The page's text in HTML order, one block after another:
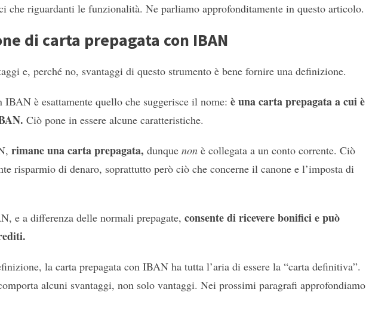
che riguardanti le funzionalità. Ne parliamo approfonditamente in questo articolo.
di carta prepagata con IBAN
e, perché no, svantaggi di questo strumento è bene fornire una definizione.
IBAN è esattamente quello che suggerisce il nome: è una carta prepagata a cui è
Ciò pone in essere alcune caratteristiche.
rimane una carta prepagata, dunque non è collegata a un conto corrente. Ciò
risparmio di denaro, soprattutto però ciò che concerne il canone e l’imposta di
e a differenza delle normali prepagate, consente di ricevere bonifici e può
la carta prepagata con IBAN ha tutta l’aria di essere la “carta definitiva”.
alcuni svantaggi, non solo vantaggi. Nei prossimi paragrafi approfondiamo